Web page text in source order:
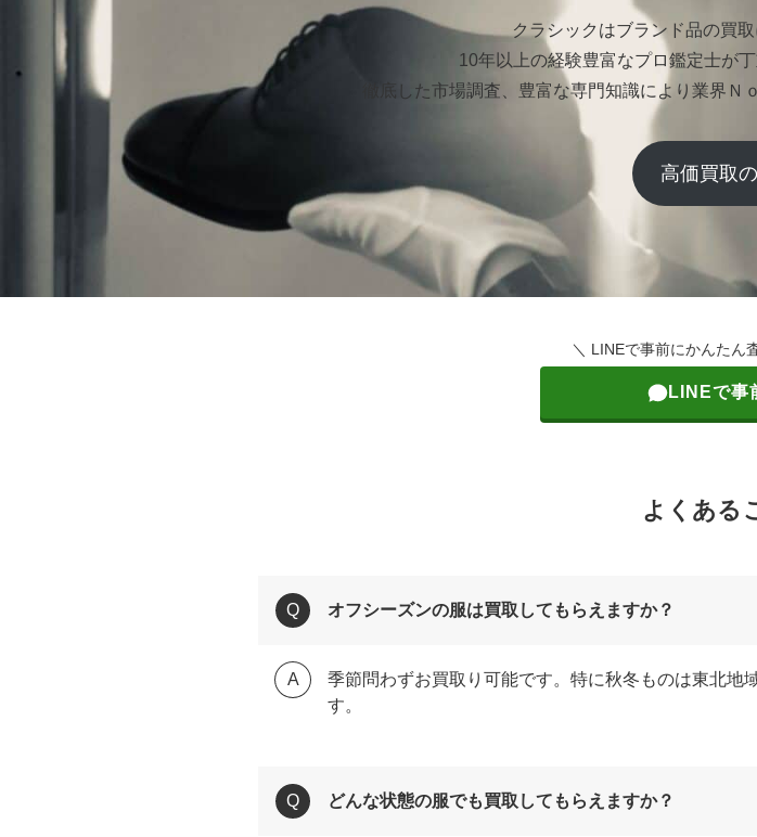
クラシックはブランド品の買
10年以上の経験豊富なプロ鑑定士が
徹底した市場調査、豊富な専門知識により業界Ｎ
高価買取
＼ LINEで事前にかんたん
LINEで事
よくある
オフシーズンの服は買取してもらえますか？
季節問わずお買取り可能です。特に秋冬ものは東北地
す。
どんな状態の服でも買取してもらえますか？